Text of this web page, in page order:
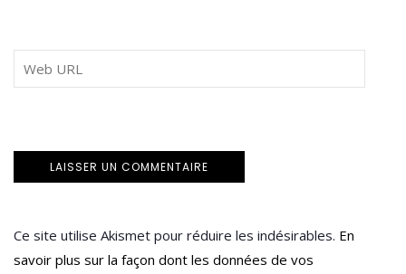
Ce site utilise Akismet pour réduire les indésirables. En
savoir plus sur la façon dont les données de vos